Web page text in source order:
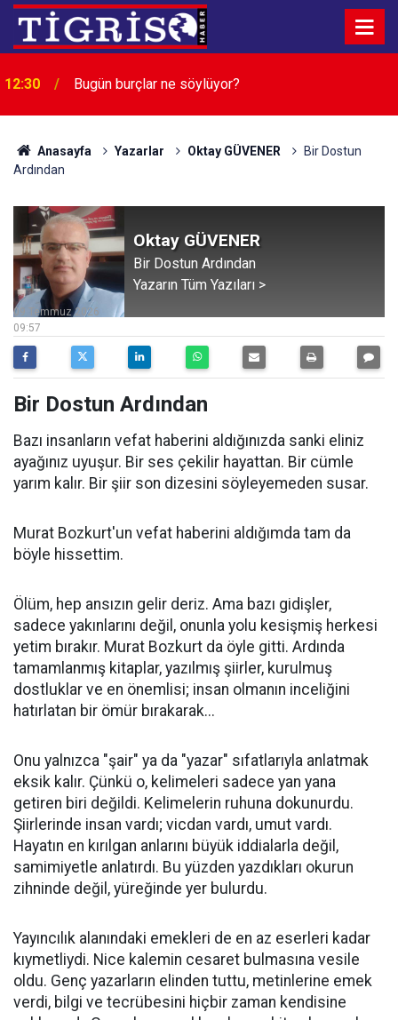
12:30 Bugün burçlar ne söylüyor?
Anasayfa Yazarlar Oktay GÜVENER
Bir Dostun
Ardından
Oktay GÜVENER
Bir Dostun Ardından
Yazarın Tüm Yazıları >
09:57
09 Temmuz 2026
Bir Dostun Ardından
Bazı insanların vefat haberini aldığınızda sanki eliniz
ayağınız uyuşur. Bir ses çekilir hayattan. Bir cümle
yarım kalır. Bir şiir son dizesini söyleyemeden susar.
Murat Bozkurt'un vefat haberini aldığımda tam da
böyle hissettim.
Ölüm, hep ansızın gelir deriz. Ama bazı gidişler,
sadece yakınlarını değil, onunla yolu kesişmiş herkesi
yetim bırakır. Murat Bozkurt da öyle gitti. Ardında
tamamlanmış kitaplar, yazılmış şiirler, kurulmuş
dostluklar ve en önemlisi; insan olmanın inceliğini
hatırlatan bir ömür bırakarak...
Onu yalnızca "şair" ya da "yazar" sıfatlarıyla anlatmak
eksik kalır. Çünkü o, kelimeleri sadece yan yana
getiren biri değildi. Kelimelerin ruhuna dokunurdu.
Şiirlerinde insan vardı; vicdan vardı, umut vardı.
Hayatın en kırılgan anlarını büyük iddialarla değil,
samimiyetle anlatırdı. Bu yüzden yazdıkları okurun
zihninde değil, yüreğinde yer bulurdu.
Yayıncılık alanındaki emekleri de en az eserleri kadar
kıymetliydi. Nice kalemin cesaret bulmasına vesile
oldu. Genç yazarların elinden tuttu, metinlerine emek
verdi, bilgi ve tecrübesini hiçbir zaman kendisine